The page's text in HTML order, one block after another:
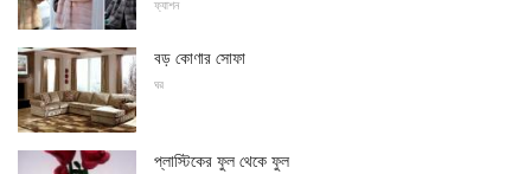
ফ্যাশন
বড় কোণার সোফা
ঘর
প্লাস্টিকের ফুল থেকে ফুল